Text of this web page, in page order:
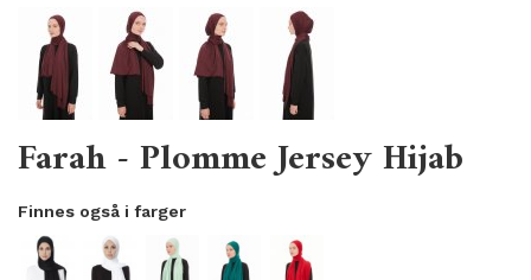
Farah - Plomme Jersey Hijab
Finnes også i farger